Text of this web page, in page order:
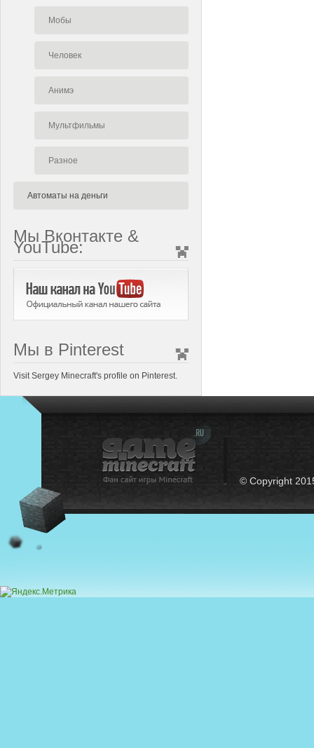
Мобы
Человек
Анимэ
Мультфильмы
Разное
Автоматы на деньги
Мы Вконтакте &
YouTube:
Мы в Pinterest
Visit Sergey Minecraft's profile on Pinterest.
© Copyright